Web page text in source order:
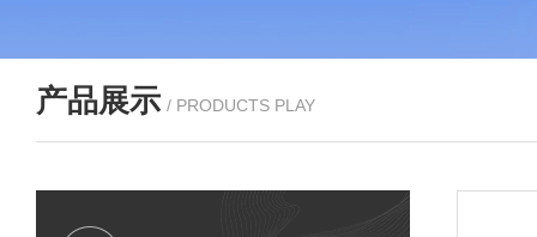
产品展示 / PRODUCTS PLAY